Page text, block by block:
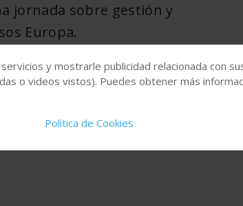
jornada sobre gestión y
Europa.
Cerámica; Gonzalo Villar, director
y Co-fundador de QE2 eConsulting;
Díaz, director de Transformación
y mostrarle publicidad relacionada con
o videos vistos). Puedes obtener más
Política de Cookies